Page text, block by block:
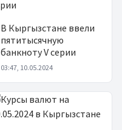
В Кыргызстане ввели
пятитысячную
банкноту V серии
03:47, 10.05.2024